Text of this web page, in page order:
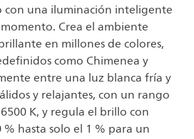
con una iluminación inteligente
Crea el ambiente
en millones de colores,
como Chimenea y
entre una luz blanca fría y
y relajantes, con un rango
K, y regula el brillo con
hasta solo el 1 % para un